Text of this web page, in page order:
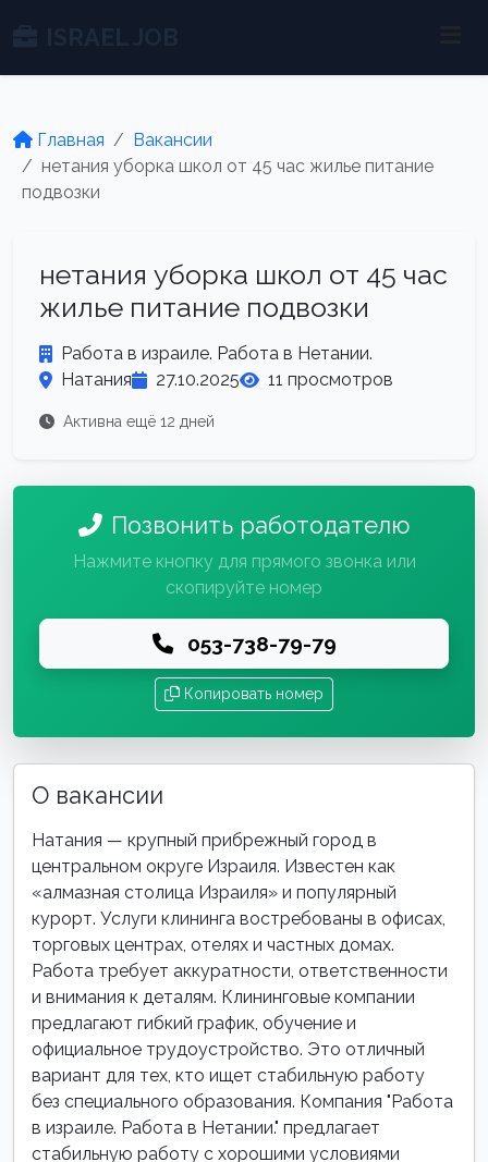
Главная
Вакансии
нетания уборка школ от 45 час жилье питание
подвозки
нетания уборка школ от 45 час
жилье питание подвозки
Работа в израиле. Работа в Нетании.
Натания
27.10.2025 11 просмотров
Активна ещё 12 дней
Позвонить работодателю
Нажмите кнопку для прямого звонка или
скопируйте номер
053-738-79-79
Копировать номер
О вакансии
Натания — крупный прибрежный город в
центральном округе Израиля. Известен как
«алмазная столица Израиля» и популярный
курорт. Услуги клининга востребованы в офисах,
торговых центрах, отелях и частных домах.
Работа требует аккуратности, ответственности
и внимания к деталям. Клининговые компании
предлагают гибкий график, обучение и
официальное трудоустройство. Это отличный
вариант для тех, кто ищет стабильную работу
без специального образования. Компания "Работа
в израиле. Работа в Нетании." предлагает
стабильную работу с хорошими условиями